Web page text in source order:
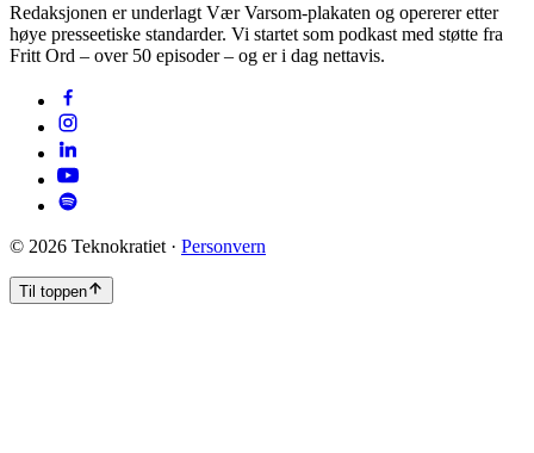
Redaksjonen er underlagt Vær Varsom-plakaten og opererer etter
høye presseetiske standarder. Vi startet som podkast med støtte fra
Fritt Ord – over 50 episoder – og er i dag nettavis.
© 2026 Teknokratiet · Personvern
Til toppen